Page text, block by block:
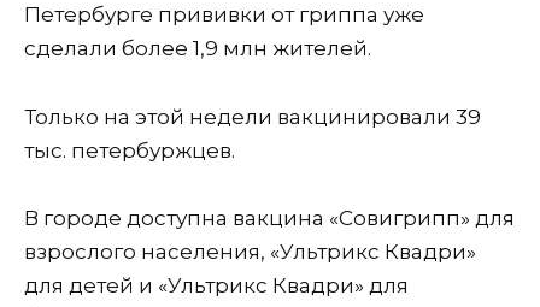
Петербурге прививки от гриппа уже
сделали более 1,9 млн жителей.
Только на этой недели вакцинировали 39
тыс. петербуржцев.
В городе доступна вакцина «Совигрипп» для
взрослого населения, «Ультрикс Квадри»
для детей и «Ультрикс Квадри» для